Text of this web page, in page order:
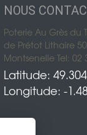
NOUS
Poterie Au Grès du
de Prétot Lithaire
Montsenelle Tel: 02
Latitude:
Longitude: -